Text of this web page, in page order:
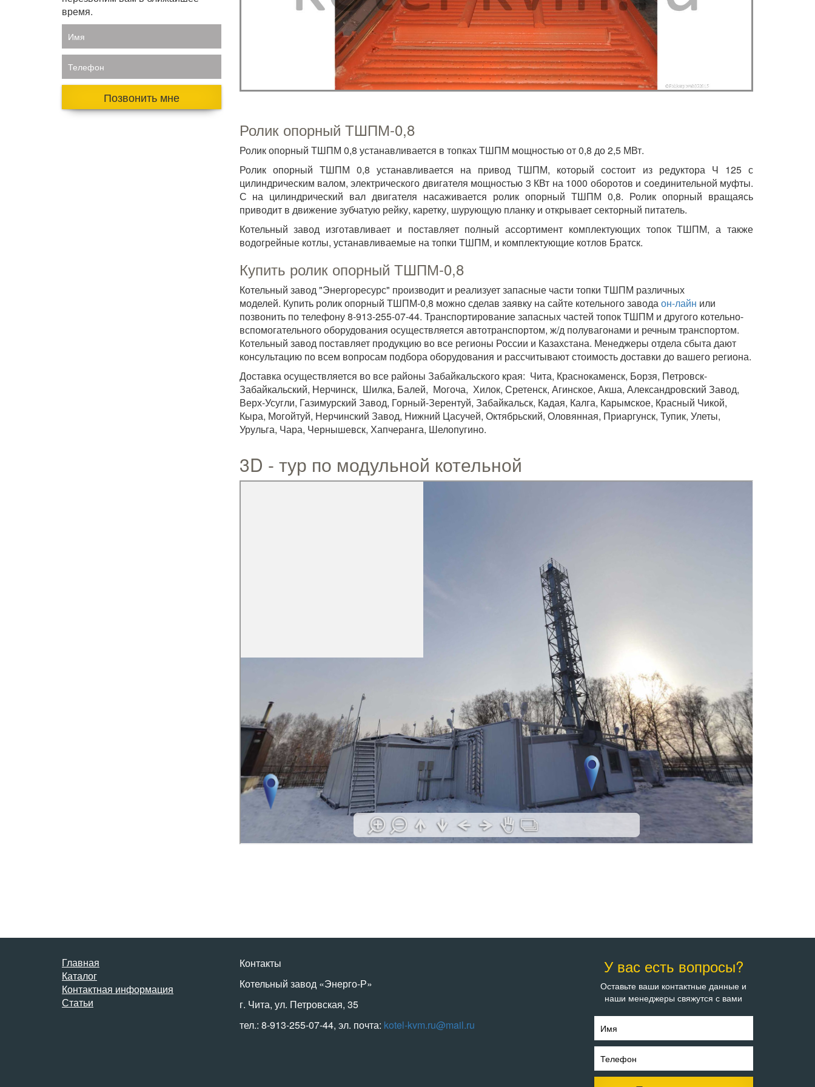
время.
Имя
Телефон
Позвонить мне
Ролик опорный ТШПМ-0,8
Ролик опорный ТШПМ 0,8 устанавливается в топках ТШПМ мощностью от 0,8 до 2,5 МВт.
Ролик опорный ТШПМ 0,8 устанавливается на привод ТШПМ, который состоит из редуктора Ч 125 с
цилиндрическим валом, электрического двигателя мощностью 3 КВт на 1000 оборотов и соединительной муфты.
С на цилиндрический вал двигателя насаживается ролик опорный ТШПМ 0,8. Ролик опорный вращаясь
приводит в движение зубчатую рейку, каретку, шурующую планку и открывает секторный питатель.
Котельный завод изготавливает и поставляет полный ассортимент комплектующих топок ТШПМ, а также
водогрейные котлы, устанавливаемые на топки ТШПМ, и комплектующие котлов Братск.
Купить ролик опорный ТШПМ-0,8
Котельный завод "Энергоресурс" производит и реализует запасные части топки ТШПМ различных
моделей. Купить ролик опорный ТШПМ-0,8 можно сделав заявку на сайте котельного заводаон-лайн или
позвонить по телефону 8-913-255-07-44. Транспортирование запасных частей топок ТШПМ и другого котельно-
вспомогательного оборудования осуществляется автотранспортом, ж/д полувагонами и речным транспортом.
Котельный завод поставляет продукцию во все регионы России и Казахстана. Менеджеры отдела сбыта дают
консультацию по всем вопросам подбора оборудования и рассчитывают стоимость доставки до вашего региона.
Доставка осуществляется во все районы Забайкальского края: Чита, Краснокаменск, Борзя, Петровск-
Забайкальский, Нерчинск, Шилка, Балей, Могоча, Хилок, Сретенск, Агинское, Акша, Александровский Завод,
Верх-Усугли, Газимурский Завод, Горный-Зерентуй, Забайкальск, Кадая, Калга, Карымское, Красный Чикой,
Кыра, Могойтуй, Нерчинский Завод, Нижний Цасучей, Октябрьский, Оловянная, Приаргунск, Тупик, Улеты,
Урульга, Чара, Чернышевск, Хапчеранга, Шелопугино.
3D - тур по модульной котельной
Главная
Каталог
Контактная информация
Статьи
Контакты
Котельный завод «Энерго-Р»
г. Чита, ул. Петровская, 35
тел.: 8-913-255-07-44, эл. почта: kotel-kvm.ru@mail.ru
У вас есть вопросы?
Оставьте ваши контактные данные и
наши менеджеры свяжутся с вами
Имя
Телефон